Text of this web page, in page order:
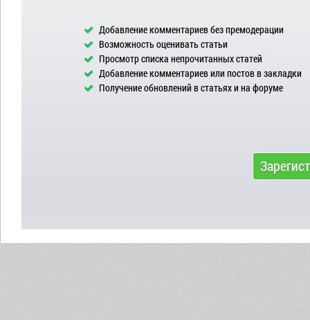
Добавление комментариев без премодерации
Возможность оценивать статьи
Просмотр списка непрочитанных статей
Добавление комментариев или постов в закладки
Получение обновлений в статьях и на форуме